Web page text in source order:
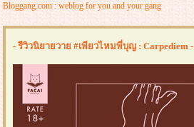
Bloggang.com : weblog for you and your gang
- รีวิวนิยายวาย #เพียวไหมพี่บุญ : Carpediem -